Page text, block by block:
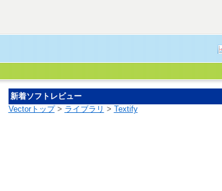
新着ソフトレビュー
Vectorトップ> ライブラリ > Textify